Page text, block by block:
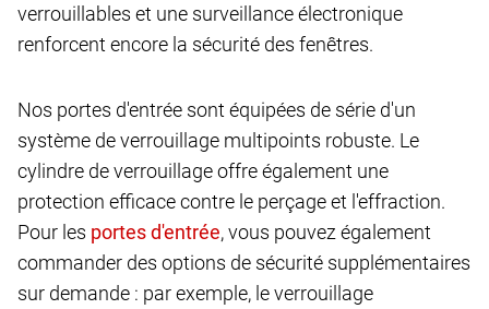
verrouillables et une surveillance électronique
renforcent encore la sécurité des fenêtres.
Nos portes d'entrée sont équipées de série d'un
système de verrouillage multipoints robuste. Le
cylindre de verrouillage offre également une
protection efficace contre le perçage et l'effraction.
Pour les
, vous pouvez également
commander des options de sécurité supplémentaires
sur demande : par exemple, le verrouillage